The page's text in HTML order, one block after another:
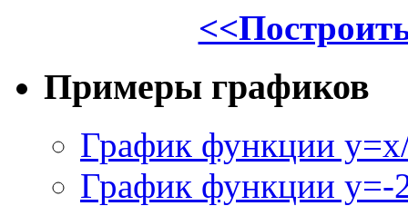
Примеры графиков
График функции
График функции y=-